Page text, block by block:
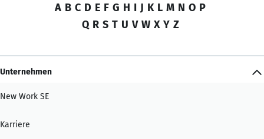
A B C D E F G H I J K L M N O P
Q R S T U V W X Y Z
Unternehmen
New Work SE
Karriere